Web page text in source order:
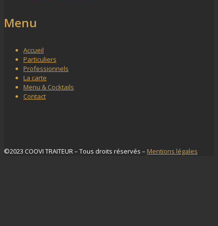
Menu
Accueil
Particuliers
Professionnels
La carte
Menu & Cocktails
Contact
©2023 COOVI TRAITEUR – Tous droits réservés – Mentions légales